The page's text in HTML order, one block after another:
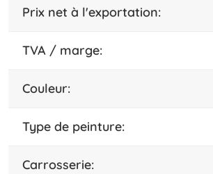
Prix net à l'exportation:
TVA / marge:
couleur:
type de peinture:
carrosserie: